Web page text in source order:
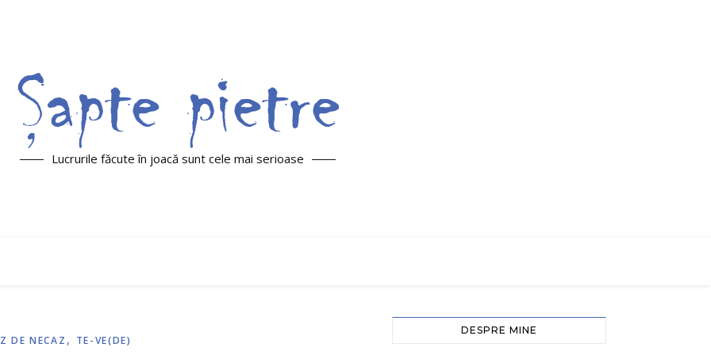
Lucrurile făcute în joacă sunt cele mai serioase
DE NECAZ , TE-VE(DE)
DESPRE MINE